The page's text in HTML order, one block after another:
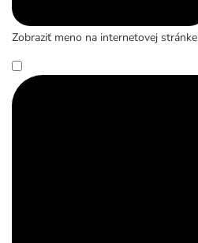
Zobraziť meno na internetovej stránke